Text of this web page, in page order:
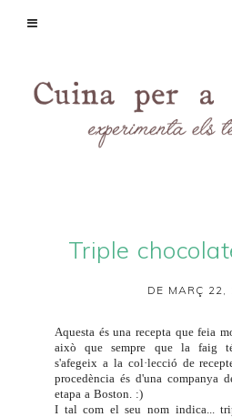
Triple
DE MARÇ 22,
Aquesta és una recepta que feia
això que sempre que la faig
s'afegeix a la col·lecció de
procedència és d'una companya
etapa a Boston. :)
I tal com el seu nom indica...